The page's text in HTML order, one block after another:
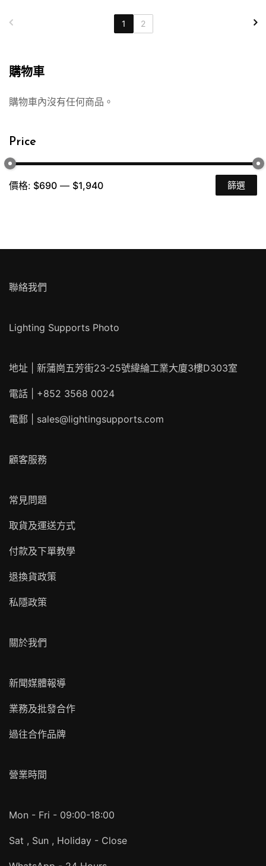
1 2
購物車
購物車內沒有任何商品。
Price
最
最
篩選
價格: $690 — $1,940
聯絡我們
Lighting Supports Photo
地址 | 新蒲崗五芳街23-25號緯綸工業大廈3樓D303室
電話 | +852 3568 0024
電郵 | sales@lightingsupports.com
顧客服務
常見問題
取貨及運送方式
付款及下單教學
退換貨政策
私隱政策
關於我們
新聞媒體報導
業務及批發合作
過往合作品牌
營業時間
Mon - Fri - 09:00-18:00
Sat , Sun , Holiday - Close